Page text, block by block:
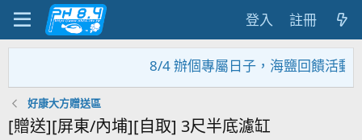
登入 註冊
8/4 辦個專屬日子，海鹽回饋活動，
好康大方贈送區
[贈送][屏東/內埔][自取] 3尺半底濾缸